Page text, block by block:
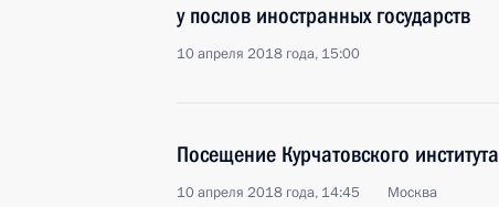
у послов иностранных государств
10 апреля 2018 года, 15:00
Посещение Курчатовского института
10 апреля 2018 года, 14:45 Москва